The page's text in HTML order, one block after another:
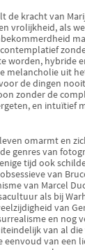
de kracht van
vrolijkheid, als
worden, hybride
melancholie uit
de dingen
zonder de
en intuïtief
omarmt en
genres van
tijd ook
van
van Marcel
als bij
van
en nog
van al
eenvoud van een